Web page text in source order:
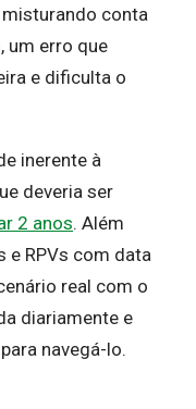
conta
um erro que
e dificulta o
inerente à
deveria ser
2 anos. Além
RPVs com data
real com o
diariamente e
navegá-lo.